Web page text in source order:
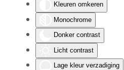
Kleuren omkeren
Monochrome
Donker contrast
Licht contrast
Lage kleur verzadiging